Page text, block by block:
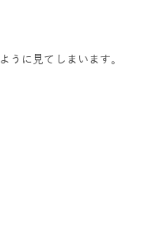
に見てしまいます。